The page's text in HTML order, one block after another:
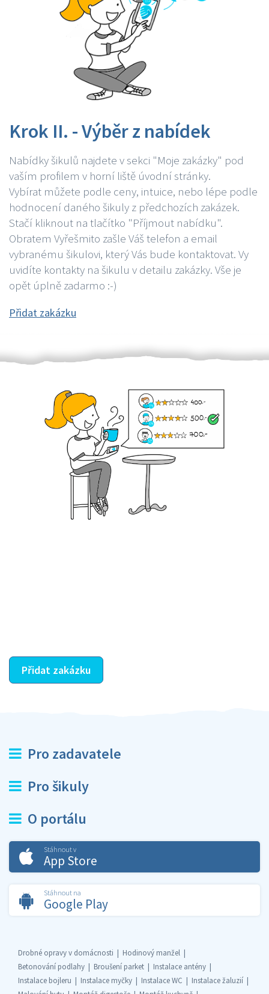
Krok II. - Výběr z nabídek
Nabídky šikulů najdete v sekci "Moje zakázky" pod
vaším profilem v horní liště úvodní stránky.
Vybírat můžete podle ceny, intuice, nebo lépe podle
hodnocení daného šikuly z předchozích zakázek.
Stačí kliknout na tlačítko "Příjmout nabídku".
Obratem Vyřešmito zašle Váš telefon a email
vybranému šikulovi, který Vás bude kontaktovat. Vy
uvidíte kontakty na šikulu v detailu zakázky. Vše je
opět úplně zadarmo :-)
Přidat zakázku
Přidat zakázku
Pro zadavatele
Pro šikuly
O portálu
Stáhnout v
App Store
Stáhnout na
Google Play
Drobné opravy v domácnosti
Hodinový manžel
Betonování podlahy
Broušení parket
Instalace antény
Instalace bojleru
Instalace myčky Instalace WC
Instalace žaluzií